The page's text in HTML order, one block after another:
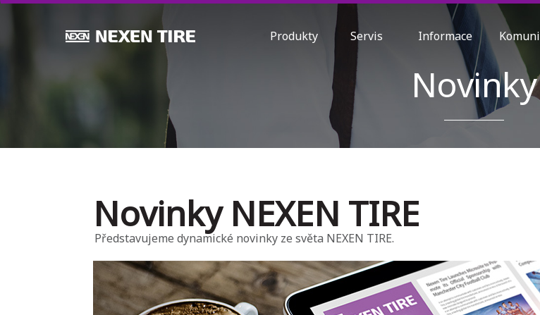
Produkty Servis Informace
Novinky
Novinky NEXEN TIRE
Představujeme dynamické novinky ze světa NEXEN TIRE.